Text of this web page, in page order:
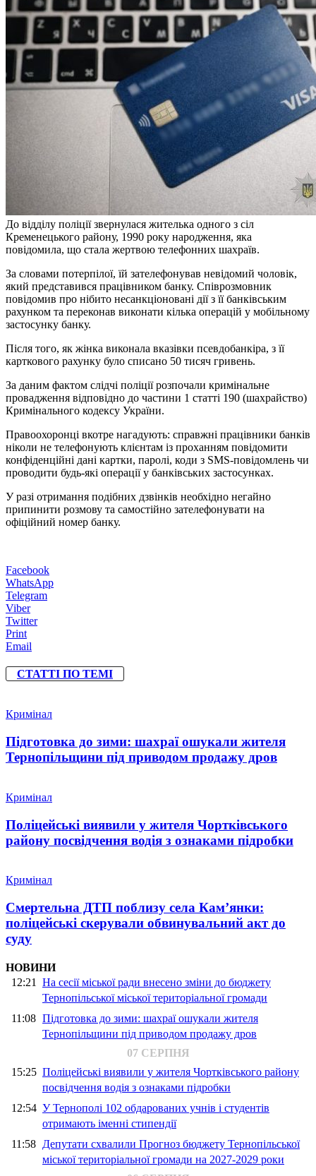
До відділу поліції звернулася жителька одного з сіл
Кременецького району, 1990 року народження, яка
повідомила, що стала жертвою телефонних шахраїв.
За словами потерпілої, їй зателефонував невідомий чоловік,
який представився працівником банку. Співрозмовник
повідомив про нібито несанкціоновані дії з її банківським
рахунком та переконав виконати кілька операцій у мобільному
застосунку банку.
Після того, як жінка виконала вказівки псевдобанкіра, з її
карткового рахунку було списано 50 тисяч гривень.
За даним фактом слідчі поліції розпочали кримінальне
провадження відповідно до частини 1 статті 190 (шахрайство)
Кримінального кодексу України.
Правоохоронці вкотре нагадують: справжні працівники банків
ніколи не телефонують клієнтам із проханням повідомити
конфіденційні дані картки, паролі, коди з SMS-повідомлень чи
проводити будь-які операції у банківських застосунках.
У разі отримання подібних дзвінків необхідно негайно
припинити розмову та самостійно зателефонувати на
офіційний номер банку.
Facebook
WhatsApp
Telegram
Viber
Twitter
Print
Email
СТАТТІ ПО ТЕМІ
Кримінал
Підготовка до зими: шахраї ошукали жителя
Тернопільщини під приводом продажу дров
Кримінал
Поліцейські виявили у жителя Чортківського
району посвідчення водія з ознаками підробки
Кримінал
Смертельна ДТП поблизу села Кам’янки:
поліцейські скерували обвинувальний акт до
суду
НОВИНИ
12:21 На сесії міської ради внесено зміни до бюджету
Тернопільської міської територіальної громади
11:08 Підготовка до зими: шахраї ошукали жителя
Тернопільщини під приводом продажу дров
07 СЕРПНЯ
15:25 Поліцейські виявили у жителя Чортківського району
посвідчення водія з ознаками підробки
12:54 У Тернополі 102 обдарованих учнів і студентів
отримають іменні стипендії
11:58 Депутати схвалили Прогноз бюджету Тернопільської
міської територіальної громади на 2027-2029 роки